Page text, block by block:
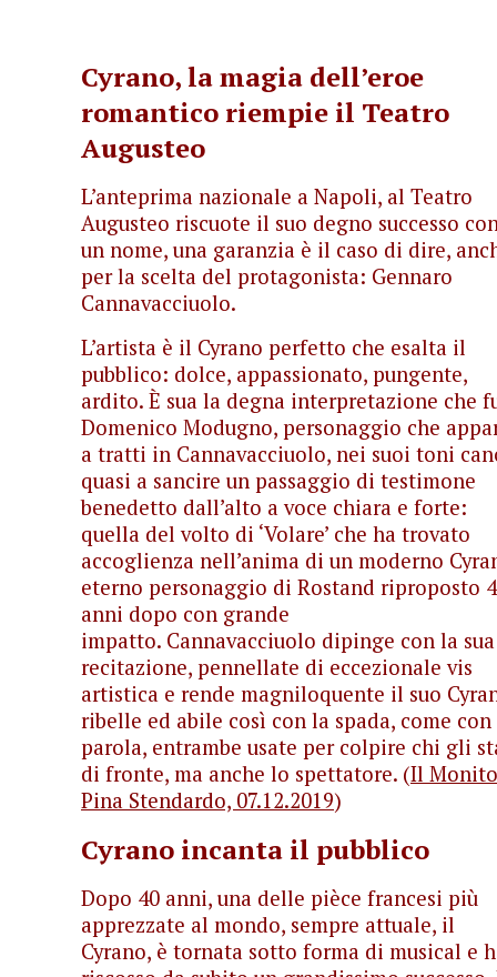
Cyrano, la magia dell’eroe
romantico riempie il Teatro
Augusteo
L’anteprima nazionale a Napoli, al Teatro
Augusteo riscuote il suo degno successo
un nome, una garanzia è il caso di dire,
per la scelta del protagonista: Gennaro
Cannavacciuolo.
L’artista è il Cyrano perfetto che esalta il
pubblico: dolce, appassionato, pungente,
ardito. È sua la degna interpretazione che
Domenico Modugno, personaggio che
a tratti in Cannavacciuolo, nei suoi toni
quasi a sancire un passaggio di testimone
benedetto dall’alto a voce chiara e forte:
quella del volto di ‘Volare’ che ha trovato
accoglienza nell’anima di un moderno
eterno personaggio di Rostand riproposto
anni dopo con grande
impatto. Cannavacciuolo dipinge con la sua
recitazione, pennellate di eccezionale vis
artistica e rende magniloquente il suo
ribelle ed abile così con la spada, come
parola, entrambe usate per colpire chi gli
di fronte, ma anche lo spettatore. (Il
Pina Stendardo, 07.12.2019)
Cyrano incanta il pubblico
Dopo 40 anni, una delle pièce francesi più
apprezzate al mondo, sempre attuale, il
Cyrano, è tornata sotto forma di musical e